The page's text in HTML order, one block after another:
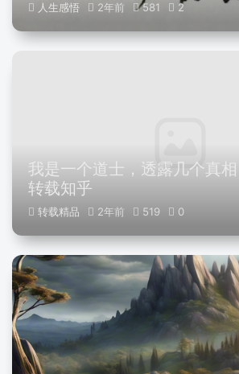
人生感悟 2年前 581 2
我是一个道士，透露几个真
转载知乎
转载精品 2年前 519 0